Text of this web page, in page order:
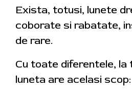
Exista, totusi, lunete
coborate si rabatate,
de rare.
Cu toate diferentele, la
luneta are acelasi scop: